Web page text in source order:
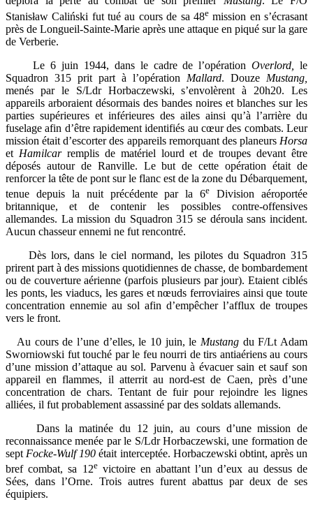
Stanisław Caliński fut tué au cours de sa 48emission en s’écrasant
près de Longueil-Sainte-Marie après une attaque en piqué sur la gare
de Verberie.
Le 6 juin 1944, dans le cadre de l’opérationOverlord,
le
Squadron 315 prit part à l’opération Mallard. Douze Mustang,
menés par le S/Ldr Horbaczewski, s’envolèrent à 20h20. Les
appareils arboraient désormais des bandes noires et blanches sur les
parties supérieures et inférieures des ailes ainsi qu’à l’arrière du
fuselage afin d’être rapidement identifiés au cœur des combats. Leur
mission était d’escorter des appareils remorquant des planeurs Horsa
et Hamilcar remplis de matériel lourd et de troupes devant être
déposés autour de Ranville. Le but de cette opération était de
renforcer la tête de pont sur le flanc est de la zone du Débarquement,
tenue depuis la nuit précédente par la 6e Division aéroportée
britannique, et de contenir les possibles contre-offensives
allemandes. La mission du Squadron 315 se déroula sans incident.
Aucun chasseur ennemi ne fut rencontré.
Dès lors, dans le ciel normand, les pilotes du Squadron 315
prirent part à des missions quotidiennes de chasse, de bombardement
ou de couverture aérienne (parfois plusieurs par jour). Etaient ciblés
les ponts, les viaducs, les gares et nœuds ferroviaires ainsi que toute
concentration ennemie au sol afin d’empêcher l’afflux de troupes
vers le front.
Au cours de l’une d’elles, le 10 juin, le Mustang du F/Lt Adam
Sworniowski fut touché par le feu nourri de tirs antiaériens au cours
d’une mission d’attaque au sol. Parvenu à évacuer sain et sauf son
appareil en flammes, il atterrit au nord-est de Caen, près d’une
concentration de chars. Tentant de fuir pour rejoindre les lignes
alliées, il fut probablement assassiné par des soldats allemands.
Dans la matinée du 12 juin, au cours d’une mission de
reconnaissance menée par le S/Ldr Horbaczewski, une formation de
sept Focke-Wulf 190 était interceptée. Horbaczewski obtint, après un
bref combat, sa 12evictoire en abattant l’un d’eux au dessus de
Sées, dans l’Orne. Trois autres furent abattus par deux de ses
équipiers.